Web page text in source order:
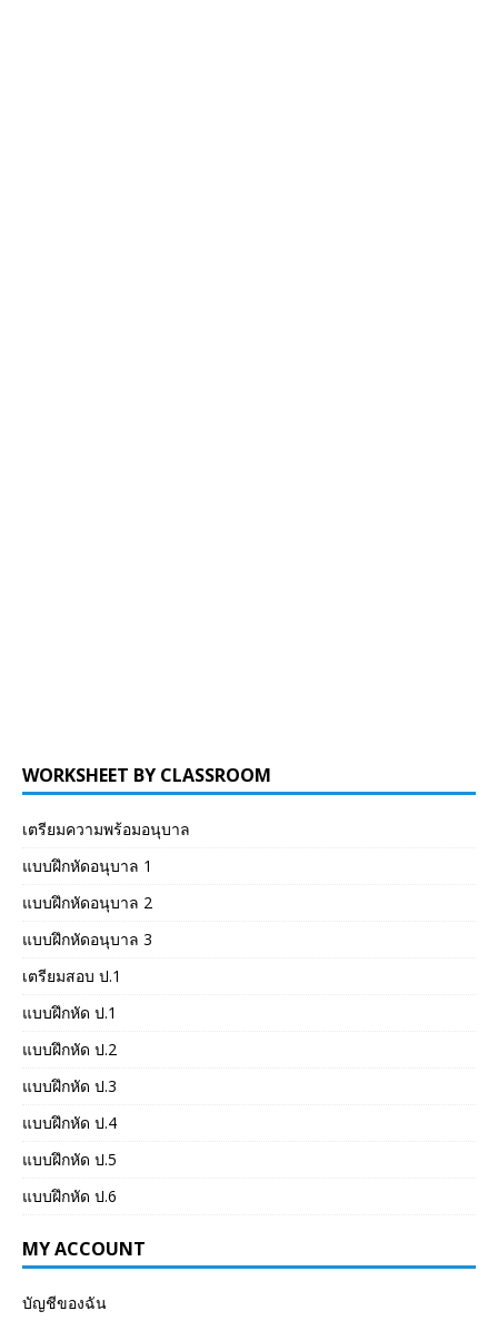
WORKSHEET BY CLASSROOM
เตรียมความพร้อมอนุบาล
แบบฝึกหัดอนุบาล 1
แบบฝึกหัดอนุบาล 2
แบบฝึกหัดอนุบาล 3
เตรียมสอบ ป.1
แบบฝึกหัด ป.1
แบบฝึกหัด ป.2
แบบฝึกหัด ป.3
แบบฝึกหัด ป.4
แบบฝึกหัด ป.5
แบบฝึกหัด ป.6
MY ACCOUNT
บัญชีของฉัน